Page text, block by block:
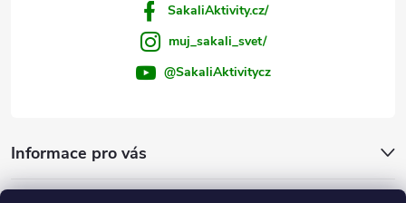
SakaliAktivity.cz/
muj_sakali_svet/
@SakaliAktivitycz
Informace pro vás